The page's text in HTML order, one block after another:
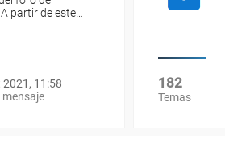
partir de este…
2021, 11:58
mensaje
182
Temas